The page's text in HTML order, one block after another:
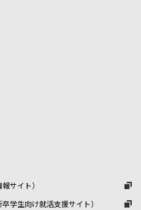
サイト）
学生向け就活支援サイト）